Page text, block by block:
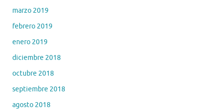
marzo 2019
febrero 2019
enero 2019
diciembre 2018
octubre 2018
septiembre 2018
agosto 2018